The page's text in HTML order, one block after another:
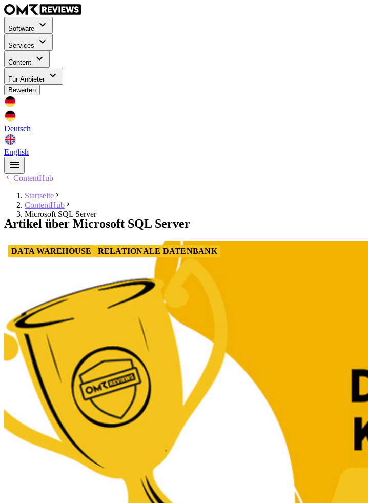
Software
Services
Content
Für Anbieter
Bewerten
Deutsch
English
ContentHub
Startseite
ContentHub
Microsoft SQL Server
Artikel über Microsoft SQL Server
DATA WAREHOUSE RELATIONALE DATENBANK